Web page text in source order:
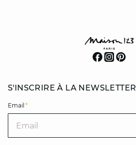
S'INSCRIRE À LA NEWSLETTER
Email *